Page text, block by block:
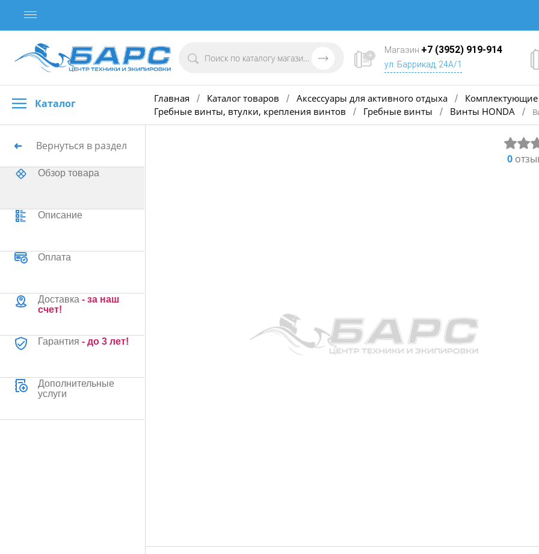
Магазин +7 (3952) 919-914
ул. Баррикад, 24А/1
Каталог Главная / Каталог товаров / Аксессуары для активного отдыха /
Гребные винты, втулки, крепления винтов
/ Гребные винты / Винты HONDA /
Вернуться в раздел
Обзор товара
Описание
Оплата
Доставка - за наш
счет!
Гарантия - до 3 лет!
Дополнительные
услуги
0